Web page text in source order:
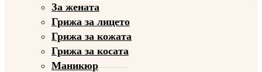
menu
За жената
Грижа за лицето
Грижа за кожата
Грижа за косата
Маникюр